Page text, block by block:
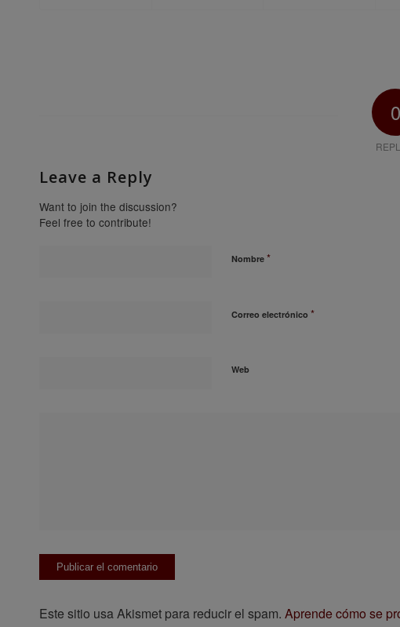
0
Leave a Reply
Want to join the discussion?
Feel free to contribute!
Nombre *
Correo electrónico *
Web
Este sitio usa Akismet para reducir el spam. Aprende cómo se